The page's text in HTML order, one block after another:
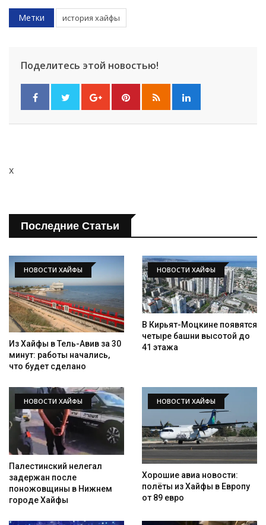
Метки история хайфы
Поделитесь этой новостью!
x
Последние Статьи
НОВОСТИ ХАЙФЫ
Из Хайфы в Тель-Авив за 30
минут: работы начались,
что будет сделано
НОВОСТИ ХАЙФЫ
В Кирьят-Моцкине появятся
четыре башни высотой до
41 этажа
НОВОСТИ ХАЙФЫ
Палестинский нелегал
задержан после
поножовщины в Нижнем
городе Хайфы
НОВОСТИ ХАЙФЫ
Хорошие авиа новости:
полёты из Хайфы в Европу
от 89 евро